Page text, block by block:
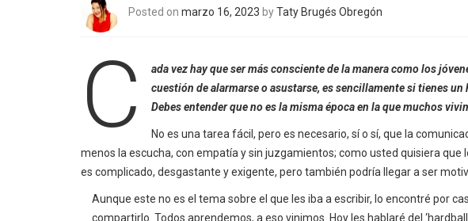
Posted on marzo 16, 2023 byTaty Brugés Obregón
C
ada vez hay que ser más consciente de la manera como los
cuestión de alarmarse o asustarse, es sencillamente si tienes
Debes entender que no es la misma época en la que muchos
No es una tarea fácil, pero es necesario, sí o sí, que la
menos la escucha, con empatía y sin juzgamientos; como usted quisiera
es complicado, desgastante y exigente, pero también podría llegar a ser
Aunque este no es el tema sobre el que les iba a escribir, lo encontré por
compartirlo. Todos aprendemos, a eso vinimos. Hoy les hablaré del